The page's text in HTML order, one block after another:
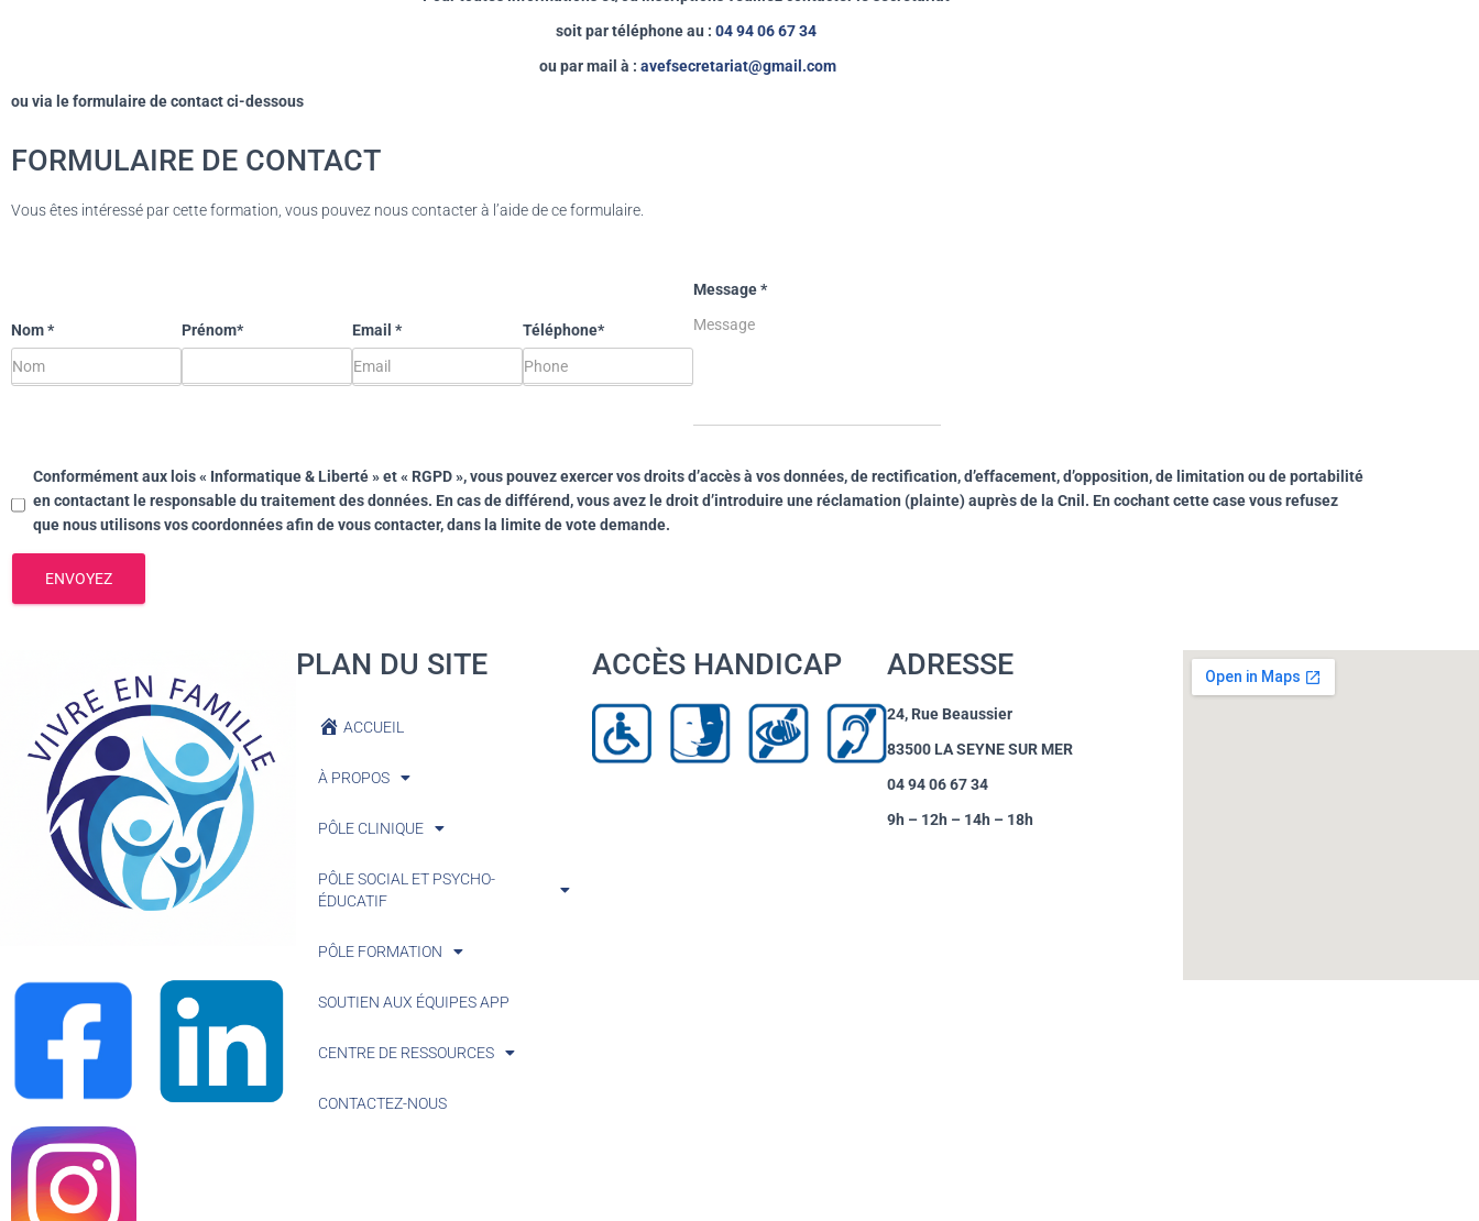
soit par téléphone au : 04 94 06 67 34
ou par mail à : avefsecretariat@gmail.com
ou via le formulaire de contact ci-dessous
FORMULAIRE DE CONTACT
Vous êtes intéressé par cette formation, vous pouvez nous contacter à l’aide de ce formulaire.
Nom* Prénom* Email * Téléphone*
Message*
Conformément aux lois « Informatique & Liberté » et « RGPD », vous pouvez exercer vos droits d’accès à vos données, de rectification, d’effacement, d’opposition, de limitation ou de portabilité
en contactant le responsable du traitement des données. En cas de différend, vous avez le droit d’introduire une réclamation (plainte) auprès de la Cnil. En cochant cette case vous refusez
que nous utilisons vos coordonnées afin de vous contacter, dans la limite de vote demande.
ENVOYEZ
PLAN DU SITE
ACCUEIL
À PROPOS
PÔLE CLINIQUE
PÔLE SOCIAL ET PSYCHO-
ÉDUCATIF
PÔLE FORMATION
SOUTIEN AUX ÉQUIPES APP
CENTRE DE RESSOURCES
CONTACTEZ-NOUS
ACCÈS HANDICAP ADRESSE
24, Rue Beaussier
83500 LA SEYNE SUR MER
04 94 06 67 34
9h – 12h – 14h – 18h